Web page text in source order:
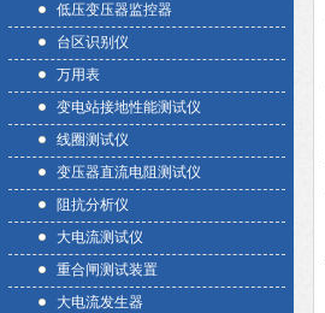
低压变压器监控器
台区识别仪
万用表
变电站接地性能测试仪
线圈测试仪
变压器直流电阻测试仪
阻抗分析仪
大电流测试仪
重合闸测试装置
大电流发生器